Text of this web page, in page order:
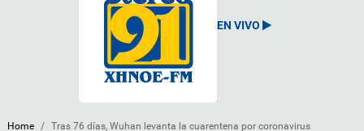
EN VIVO
Home / Tras 76 días, Wuhan levanta la cuarentena por coronavirus